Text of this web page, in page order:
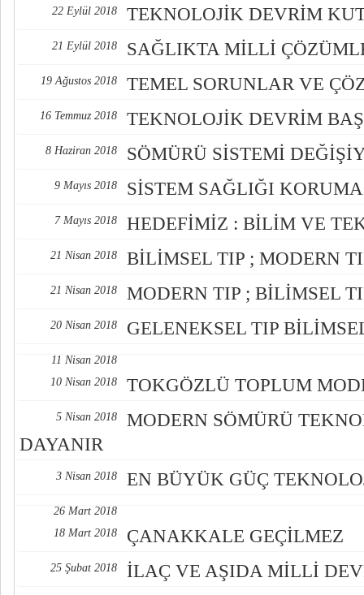
22 Eylül 2018 TEKNOLOJİK DEVRİM
21 Eylül 2018 SAĞLIKTA MİLLİ
19 Ağustos 2018 TEMEL SORUNLAR VE
16 Temmuz 2018 TEKNOLOJİK DEVRİM
8 Haziran 2018 SÖMÜRÜ SİSTEMİ
9 Mayıs 2018 SİSTEM SAĞLIĞI
7 Mayıs 2018 HEDEFİMİZ : BİLİM VE
21 Nisan 2018 BİLİMSEL TIP ; MODERN
21 Nisan 2018 MODERN TIP ; BİLİMSEL
20 Nisan 2018 GELENEKSEL TIP
11 Nisan 2018
10 Nisan 2018
TOKGÖZLÜ TOPLUM
5 Nisan 2018
MODERN SÖMÜRÜ
DAYANIR
3 Nisan 2018 EN BÜYÜK GÜÇ
26 Mart 2018
18 Mart 2018
ÇANAKKALE GEÇİLMEZ
25 Şubat 2018 İLAÇ VE AŞIDA MİLLİ